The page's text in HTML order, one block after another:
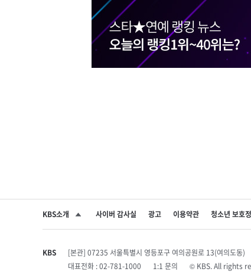
KBS소개 사이버 감사실 광고 이용약관 청소년 보호
KBS [본관] 07235 서울특별시 영등포구 여의공원로 13(여의도동)
대표전화 : 02-781-1000
1:1 문의 © KBS. All rights